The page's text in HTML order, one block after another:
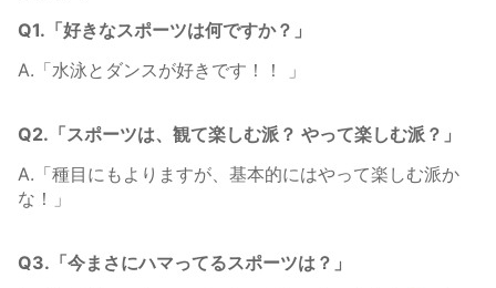
Q1.「好きなスポーツは何ですか？」
A.「水泳とダンスが好きです！！ 」
Q2.「スポーツは、観て楽しむ派？ やって楽しむ派？」
A.「種目にもよりますが、基本的にはやって楽しむ派か
な！」
Q3.「今まさにハマってるスポーツは？」